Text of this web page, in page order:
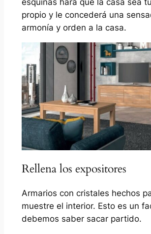
propio y le concederá una
armonía y orden a la casa.
Rellena los expositores
Armarios con cristales hechos
muestre el interior. Esto es un
debemos saber sacar partido.